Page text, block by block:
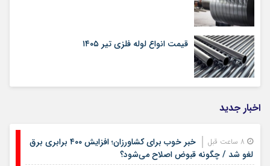
قیمت انواع لوله فلزی تیر ۱۴۰۵
اخبار جدید
خبر خوب برای کشاورزان؛ افزایش ۴۰۰ برابری برق
لغو شد / چگونه قبوض اصلاح می‌شود؟